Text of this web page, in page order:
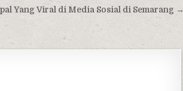
Yang Viral di Media Sosial di Semarang →